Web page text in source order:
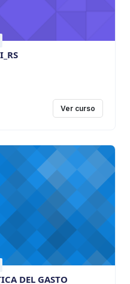
Ver curso
DEL GASTO